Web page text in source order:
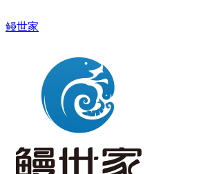
鳗世家